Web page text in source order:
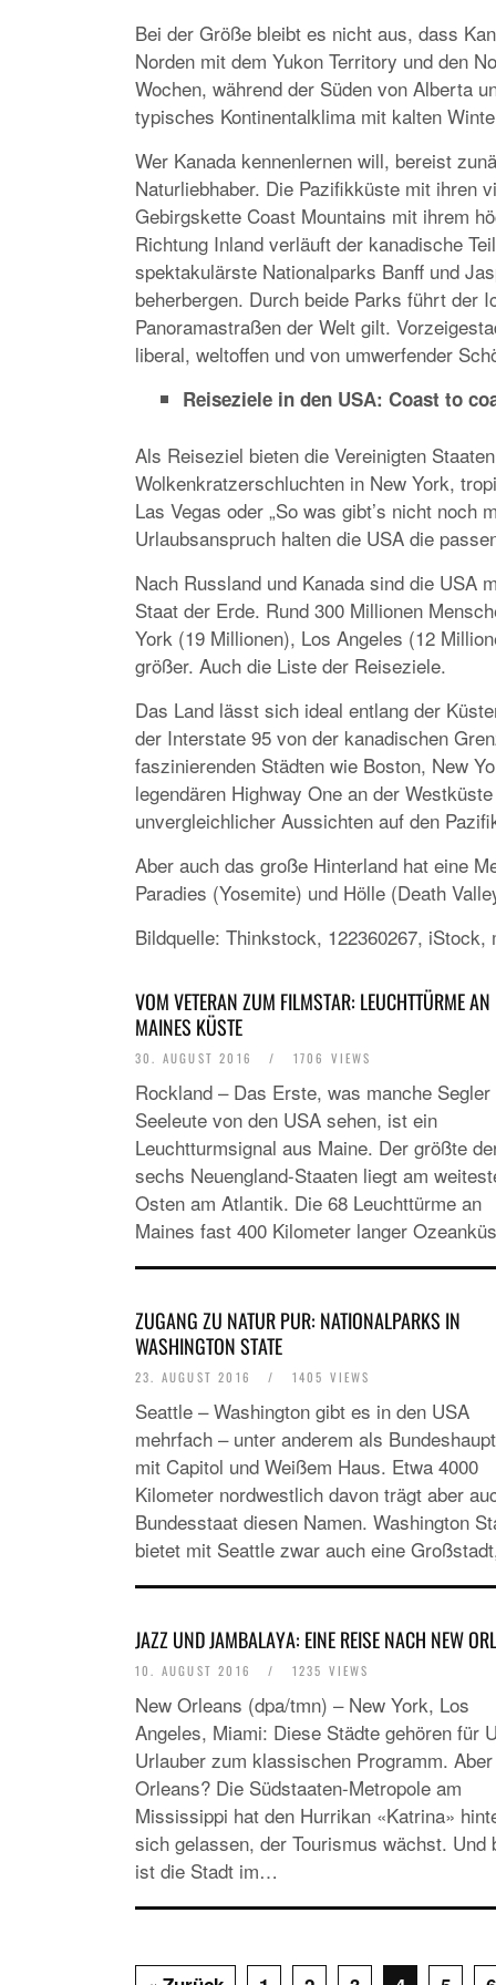
Bei der Größe bleibt es nicht aus, dass
Norden mit dem Yukon Territory und den
Wochen, während der Süden von Alberta
typisches Kontinentalklima mit kalten
Wer Kanada kennenlernen will, bereist
Naturliebhaber. Die Pazifikküste mit ihren
Gebirgskette Coast Mountains mit ihrem
Richtung Inland verläuft der kanadische
spektakulärste Nationalparks Banff und
beherbergen. Durch beide Parks führt der
Panoramastraßen der Welt gilt.
liberal, weltoffen und von umwerfender
Reiseziele in den USA: Coast to
Als Reiseziel bieten die Vereinigten
Wolkenkratzerschluchten in New York,
Las Vegas oder „So was gibt’s nicht noch
Urlaubsanspruch halten die USA die
Nach Russland und Kanada sind die USA
Staat der Erde. Rund 300 Millionen
York (19 Millionen), Los Angeles (12
größer. Auch die Liste der Reiseziele.
Das Land lässt sich ideal entlang der
der Interstate 95 von der kanadischen
faszinierenden Städten wie Boston, New
legendären Highway One an der
unvergleichlicher Aussichten auf den
Aber auch das große Hinterland hat eine
Paradies (Yosemite) und Hölle (Death
Bildquelle: Thinkstock, 122360267, iStock,
VOM VETERAN ZUM FILMSTAR: LEUCHTTÜRME AN
MAINES KÜSTE
30. AUGUST 2016 / 1706 VIEWS
Rockland – Das Erste, was manche Segler
Seeleute von den USA sehen, ist ein
Leuchtturmsignal aus Maine. Der größte
sechs Neuengland-Staaten liegt am
Osten am Atlantik. Die 68 Leuchttürme an
Maines fast 400 Kilometer langer
ZUGANG ZU NATUR PUR: NATIONALPARKS IN
WASHINGTON STATE
23. AUGUST 2016 / 1405 VIEWS
Seattle – Washington gibt es in den USA
mehrfach – unter anderem als
mit Capitol und Weißem Haus. Etwa 4000
Kilometer nordwestlich davon trägt aber
Bundesstaat diesen Namen. Washington
bietet mit Seattle zwar auch eine
JAZZ UND JAMBALAYA: EINE REISE NACH NEW
10. AUGUST 2016 / 1235 VIEWS
New Orleans (dpa/tmn) – New York, Los
Angeles, Miami: Diese Städte gehören für
Urlauber zum klassischen Programm.
Orleans? Die Südstaaten-Metropole am
Mississippi hat den Hurrikan «Katrina»
sich gelassen, der Tourismus wächst. Und
ist die Stadt im…